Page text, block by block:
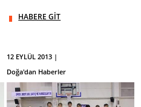
HABERE GİT
12 EYLÜL 2013 |
Doğa'dan Haberler